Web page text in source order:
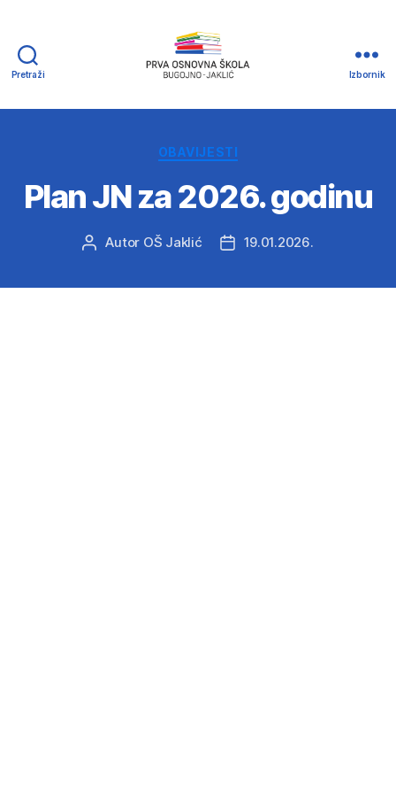
Pretraži
osnovna
Bugojno
-
Jaklić
Izbornik
Kategorije
OBAVIJESTI
Plan JN za 2026. godinu
AutorAutor OŠ Jaklić
Datum
19.01.2026.